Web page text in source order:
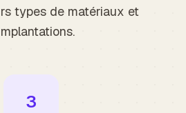
types de matériaux et
3